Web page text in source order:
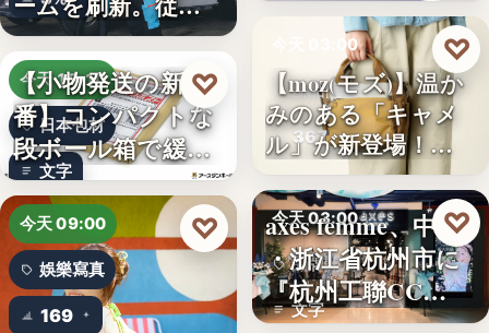
の男女兼…
今天 15:10
日本包材
文字
【小物発送の新定
番】コンパクトな
段ボール箱で緩衝
材の節約…
♡
今天 09:00
娛樂寫真
169
♡
今天 03:00
新品情報
367
【moz(モズ)】温か
みのある「キャメ
ル」が新登場！毎
日…
♡
今天 03:00
品牌開店
文字
axes femme、中国
・浙江省杭州市に
『杭州工聯CC…
♡